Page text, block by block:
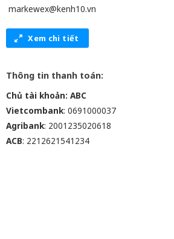
markewex@kenh10.vn
Xem chi tiết
Thông tin thanh toán:
Chủ tài khoản: ABC
Vietcombank: 0691000037
Agribank: 2001235020618
ACB: 2212621541234